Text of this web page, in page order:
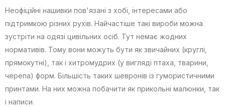
Неофіційні нашивки пов'язані з хобі, інтересами або
підтримкою різних рухів. Найчастіше такі вироби можна
зустріти на одязі цивільних осіб. Тут немає жодних
нормативів. Тому вони можуть бути як звичайних (круглі,
прямокутні), так і хитромудрих (у вигляді птаха, тварини,
черепа) форм. Більшість таких шевронів із гумористичними
принтами. На них можна побачити як прикольні малюнки, так
і написи.